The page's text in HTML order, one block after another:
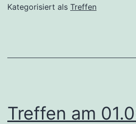
Kategorisiert als Treffen
Treffen am